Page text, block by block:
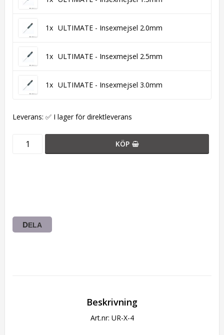
1x ULTIMATE - Insexmejsel 2.0mm
1x ULTIMATE - Insexmejsel 2.5mm
1x ULTIMATE - Insexmejsel 3.0mm
Leverans: ✅ I lager för direktleverans
KÖP
DELA
Beskrivning
Art.nr: UR-X-4